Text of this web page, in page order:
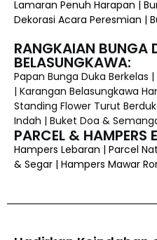
Lamaran Penuh Harapan |
Dekorasi Acara Peresmian |
RANGKAIAN BUNGA
BELASUNGKAWA:
Papan Bunga Duka Berkelas
| Karangan Belasungkawa
Standing Flower Turut
Indah | Buket Doa &
PARCEL & HAMPERS
Hampers Lebaran | Parcel
& Segar | Hampers Mawar